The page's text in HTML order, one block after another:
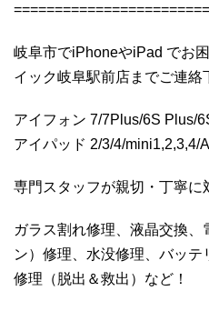
岐阜市でiPhoneやiPad でお
イック岐阜駅前店までご連絡
アイフォン 7/7Plus/6S Plus/
アイパッド 2/3/4/mini1,2,3,4/
専門スタッフが親切・丁寧に
ガラス割れ修理、液晶交換
ン）修理、水没修理、バッ
修理（脱出＆救出）など！